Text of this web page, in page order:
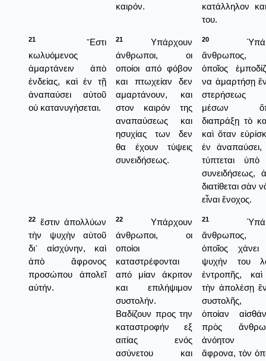
καιρόν.
κατάλληλον
του.
21
῎Εστι
κωλυόμενος
ἁμαρτάνειν ἀπὸ
ἐνδείας, καὶ ἐν τῇ
ἀναπαύσει αὐτοῦ
οὐ κατανυγήσεται.
21
Υπάρχουν
άνθρωποι, οι
οποίοι από φόβον
και πτωχείαν δεν
αμαρτάνουν, και
στον καιρόν της
αναπαύσεως και
ησυχίας των δεν
θα έχουν τύψεις
συνειδήσεως.
20
ὁποῖος
να ἁμαρτήσῃ
στερήσεως
μέσων
διαπράξῃ τὸ
καὶ ὅταν
ἐν ἀναπαύσει,
τύπτεται ὑπὸ
συνειδήσεως,
διατίθεται σὰν
εἶναι ἔνοχος.
22
ἔστιν ἀπολλύων
τὴν ψυχὴν αὐτοῦ
δι᾿ αἰσχύνην, καὶ
ἀπὸ ἄφρονος
προσώπου ἀπολεῖ
αὐτήν.
22
Υπάρχουν
άνθρωποι, οι
οποίοι
καταστρέφονται
από μίαν άκριτον
και επιλήψιμον
συστολήν.
Βαδίζουν προς την
καταστροφήν εξ
αιτίας ενός
ασύνετου και
21
ὁποῖος χάνει
ψυχήν του
ἐντροπῆς,
τὴν ἀπολέσῃ
συστολῆς,
ὁποίαν
πρὸς
ἀνόητον
ἄφρονα, τὸν